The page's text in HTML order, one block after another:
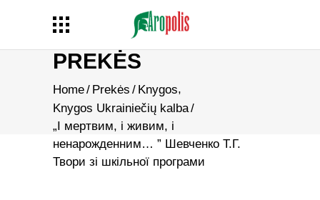
PREKĖS
Home/ Prekės / Knygos,
Knygos Ukrainiečių kalba/
„І мертвим, і живим, і
ненарожденним… ” Шевченко Т.Г.
Твори зі шкільної програми